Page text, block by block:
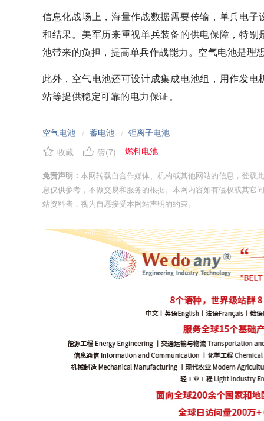
信息化战场上，海量作战数据需要传输，单兵电
和结果。美军历来重视单兵装备的供电保障，特
池带来的负担，提高单兵作战能力。空气电池是理
此外，空气电池还可设计成集成电池组，用作发
站等提供稳定可靠的电力保证。
空气电池 / 蓄电池 / 锂离子电池
收藏
赞(7) 燃料电池
免责声明： 本网转载自合作媒体、机构或其他网站的信息，登载
息仅供参考，不做交易和服务的根据。本网内容如有侵权或其它
站资料者，视为自愿接受本网站声明的约束。